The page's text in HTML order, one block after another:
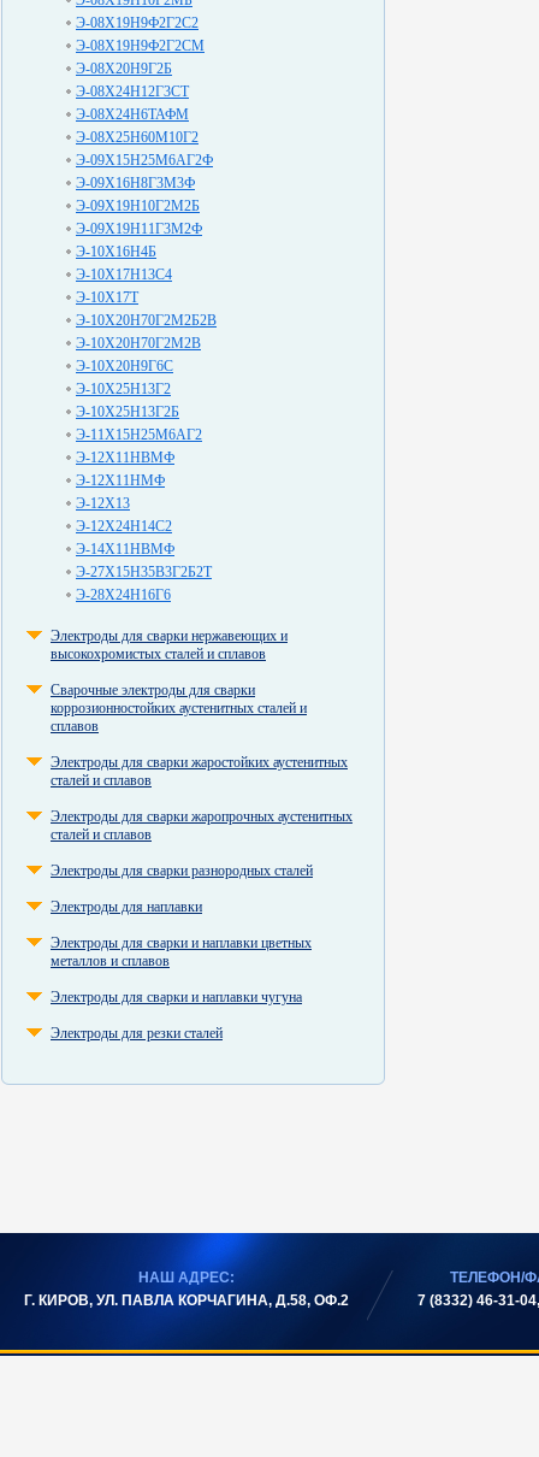
Э-08Х19Н9Ф2Г2С2
Э-08Х19Н9Ф2Г2СМ
Э-08Х20Н9Г2Б
Э-08Х24Н12Г3СТ
Э-08Х24Н6ТАФМ
Э-08Х25Н60М10Г2
Э-09Х15Н25М6АГ2Ф
Э-09Х16Н8Г3М3Ф
Э-09Х19Н10Г2М2Б
Э-09Х19Н11Г3М2Ф
Э-10Х16Н4Б
Э-10Х17Н13С4
Э-10Х17Т
Э-10Х20Н70Г2М2Б2В
Э-10Х20Н70Г2М2В
Э-10Х20Н9Г6С
Э-10Х25Н13Г2
Э-10Х25Н13Г2Б
Э-11Х15Н25М6АГ2
Э-12Х11НВМФ
Э-12Х11НМФ
Э-12Х13
Э-12Х24Н14С2
Э-14Х11НВМФ
Э-27Х15Н35В3Г2Б2Т
Э-28Х24Н16Г6
Электроды для сварки нержавеющих и
высокохромистых сталей и сплавов
Сварочные электроды для сварки
коррозионностойких аустенитных сталей и
сплавов
Электроды для сварки жаростойких аустенитных
сталей и сплавов
Электроды для сварки жаропрочных аустенитных
сталей и сплавов
Электроды для сварки разнородных сталей
Электроды для наплавки
Электроды для сварки и наплавки цветных
металлов и сплавов
Электроды для сварки и наплавки чугуна
Электроды для резки сталей
НАШ АДРЕС:
Г. КИРОВ, УЛ. ПАВЛА КОРЧАГИНА, Д.58, ОФ.2
ТЕЛЕФОН/
7 (8332) 46-31-